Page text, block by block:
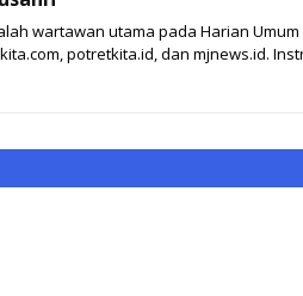
wartawan utama pada Harian Umum
potretkita.id, dan mjnews.id.